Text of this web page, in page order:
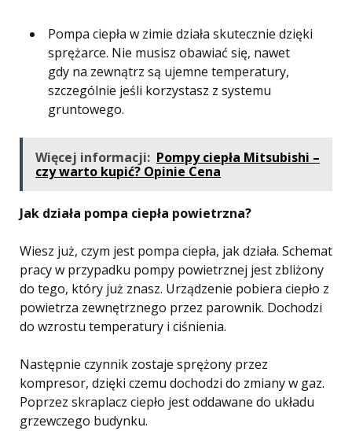
Pompa ciepła w zimie działa skutecznie dzięki
sprężarce. Nie musisz obawiać się, nawet
gdy na zewnątrz są ujemne temperatury,
szczególnie jeśli korzystasz z systemu
gruntowego.
Więcej informacji: Pompy ciepła Mitsubishi –
czy warto kupić? Opinie Cena
Jak działa pompa ciepła powietrzna?
Wiesz już, czym jest pompa ciepła, jak działa. Schemat
pracy w przypadku pompy powietrznej jest zbliżony
do tego, który już znasz. Urządzenie pobiera ciepło z
powietrza zewnętrznego przez parownik. Dochodzi
do wzrostu temperatury i ciśnienia.
Następnie czynnik zostaje sprężony przez
kompresor, dzięki czemu dochodzi do zmiany w gaz.
Poprzez skraplacz ciepło jest oddawane do układu
grzewczego budynku.